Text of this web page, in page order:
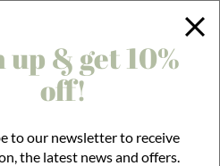
KLARNA CHECKOUT!
Low
up & get 10%
off!
to our newsletter to receive
the latest news and offers.